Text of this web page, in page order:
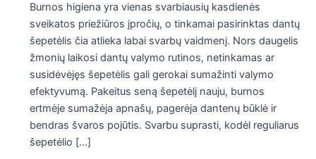
Burnos higiena yra vienas svarbiausių kasdienės
sveikatos priežiūros įpročių, o tinkamai pasirinktas dantų
šepetėlis čia atlieka labai svarbų vaidmenį. Nors daugelis
žmonių laikosi dantų valymo rutinos, netinkamas ar
susidėvėjęs šepetėlis gali gerokai sumažinti valymo
efektyvumą. Pakeitus seną šepetėlį nauju, burnos
ertmėje sumažėja apnašų, pagerėja dantenų būklė ir
bendras švaros pojūtis. Svarbu suprasti, kodėl reguliarus
šepetėlio […]